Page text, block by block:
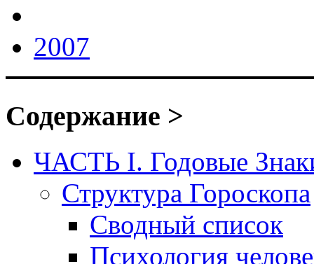
2007
Содержание >
ЧАСТЬ I. Годовые
Структура Гороскопа
Сводный список
Психология